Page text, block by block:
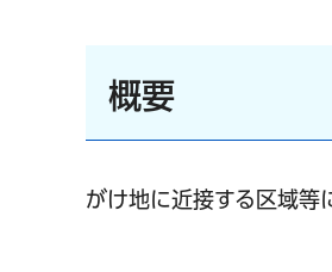
概要
がけ地に近接する区域等